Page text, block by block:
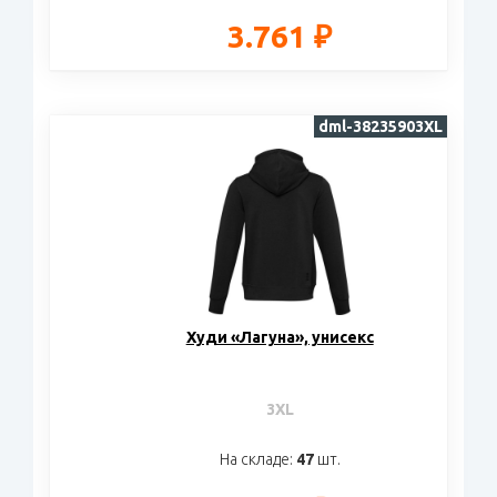
3.761 ₽
Худи «Лагуна», унисекс
3XL
На складе: 47шт.
dml-38235903XL